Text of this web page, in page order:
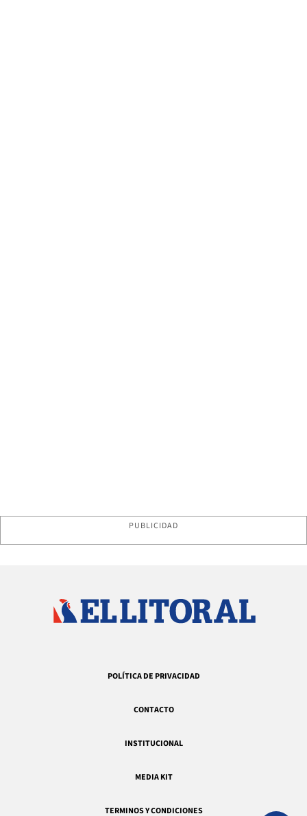
PUBLICIDAD
POLÍTICA DE PRIVACIDAD
CONTACTO
INSTITUCIONAL
MEDIA KIT
TERMINOS Y CONDICIONES